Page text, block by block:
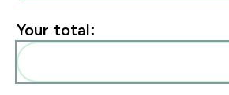
Your total: